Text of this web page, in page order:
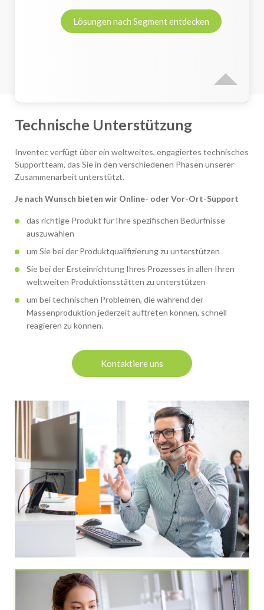
Lösungen nach Segment entdecken
Technische Unterstützung
Inventec verfügt über ein weltweites, engagiertes technisches
Supportteam, das Sie in den verschiedenen Phasen unserer
Zusammenarbeit unterstützt.
Je nach Wunsch bieten wir Online- oder Vor-Ort-Support
das richtige Produkt für Ihre spezifischen Bedürfnisse
auszuwählen
um Sie bei der Produktqualifizierung zu unterstützen
Sie bei der Ersteinrichtung Ihres Prozesses in allen Ihren
weltweiten Produktionsstätten zu unterstützen
um bei technischen Problemen, die während der
Massenproduktion jederzeit auftreten können, schnell
reagieren zu können.
Kontaktiere uns